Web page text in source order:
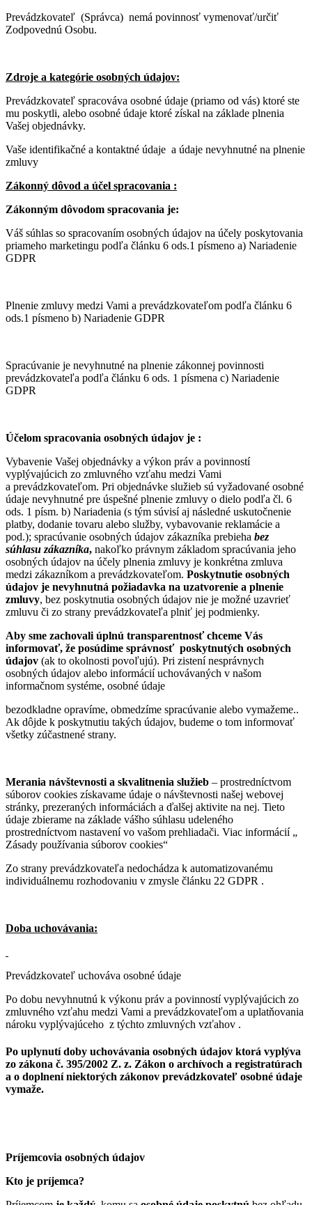
Prevádzkovateľ (Správca) nemá povinnosť vymenovať/určiť
Zodpovednú Osobu.
Zdroje a kategórie osobných údajov:
Prevádzkovateľ spracováva osobné údaje (priamo od vás) ktoré ste
mu poskytli, alebo osobné údaje ktoré získal na základe plnenia
Vašej objednávky.
Vaše identifikačné a kontaktné údaje a údaje nevyhnutné na plnenie
zmluvy
Zákonný dôvod a účel spracovania :
Zákonným dôvodom spracovania je:
Váš súhlas so spracovaním osobných údajov na účely poskytovania
priameho marketingu podľa článku 6 ods.1 písmeno a) Nariadenie
GDPR
Plnenie zmluvy medzi Vami a prevádzkovateľom podľa článku 6
ods.1 písmeno b) Nariadenie GDPR
Spracúvanie je nevyhnutné na plnenie zákonnej povinnosti
prevádzkovateľa podľa článku 6 ods. 1 písmena c) Nariadenie
GDPR
Účelom spracovania osobných údajov je :
Vybavenie Vašej objednávky a výkon práv a povinností
vyplývajúcich zo zmluvného vzťahu medzi Vami
a prevádzkovateľom. Pri objednávke služieb sú vyžadované osobné
údaje nevyhnutné pre úspešné plnenie zmluvy o dielo podľa čl. 6
ods. 1 písm. b) Nariadenia (s tým súvisí aj následné uskutočnenie
platby, dodanie tovaru alebo služby, vybavovanie reklamácie a
pod.); spracúvanie osobných údajov zákazníka prebieha bez
súhlasu zákazníka, nakoľko právnym základom spracúvania jeho
osobných údajov na účely plnenia zmluvy je konkrétna zmluva
medzi zákazníkom a prevádzkovateľom. Poskytnutie osobných
údajov je nevyhnutná požiadavka na uzatvorenie a plnenie
zmluvy, bez poskytnutia osobných údajov nie je možné uzavrieť
zmluvu či zo strany prevádzkovateľa plniť jej podmienky.
Aby sme zachovali úplnú transparentnosť chceme Vás
informovať, že posúdime správnosť poskytnutých osobných
údajov (ak to okolnosti povoľujú). Pri zistení nesprávnych
osobných údajov alebo informácií uchovávaných v našom
informačnom systéme, osobné údaje
bezodkladne opravíme, obmedzíme spracúvanie alebo vymažeme..
Ak dôjde k poskytnutiu takých údajov, budeme o tom informovať
všetky zúčastnené strany.
Merania návštevnosti a skvalitnenia služieb – prostredníctvom
súborov cookies získavame údaje o návštevnosti našej webovej
stránky, prezeraných informáciách a ďalšej aktivite na nej. Tieto
údaje zbierame na základe vášho súhlasu udeleného
prostredníctvom nastavení vo vašom prehliadači. Viac informácií „
Zásady používania súborov cookies“
Zo strany prevádzkovateľa nedochádza k automatizovanému
individuálnemu rozhodovaniu v zmysle článku 22 GDPR .
Doba uchovávania:
Prevádzkovateľ uchováva osobné údaje
Po dobu nevyhnutnú k výkonu práv a povinností vyplývajúcich zo
zmluvného vzťahu medzi Vami a prevádzkovateľom a uplatňovania
nároku vyplývajúceho z týchto zmluvných vzťahov .
Po uplynutí doby uchovávania osobných údajov ktorá vyplýva
zo zákona č. 395/2002 Z. z. Zákon o archívoch a registratúrach
a o doplnení niektorých zákonov prevádzkovateľ osobné údaje
vymaže.
Príjemcovia osobných údajov
Kto je príjemca?